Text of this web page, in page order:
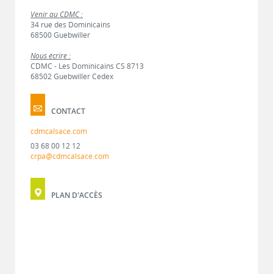
Venir au CDMC :
34 rue des Dominicains
68500 Guebwiller
Nous écrire :
CDMC - Les Dominicains CS 8713
68502 Guebwiller Cedex
CONTACT
cdmcalsace.com
03 68 00 12 12
crpa@cdmcalsace.com
PLAN D'ACCÈS